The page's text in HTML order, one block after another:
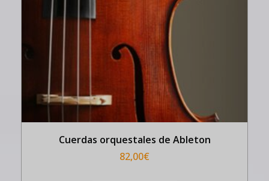
Cuerdas orquestales de Ableton
82,00€